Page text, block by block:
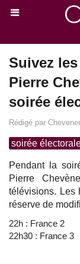
Suivez
Pierre
soirée
Rédigé par
soirée
Pendant la
Pierre
télévisions. Les
réserve de
22h : France 2
22h30 : France 3